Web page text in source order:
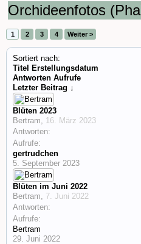
Orchideenfotos
1 2 3 4 Weiter >
Sortiert nach:
Titel
Erstellungsdatum
Antworten Aufrufe
Letzter Beitrag ↓
Blüten 2023
Bertram, 16. März 2023
Antworten:
Aufrufe:
gertrudchen
5. September 2023
Blüten im Juni 2022
Bertram, 7. Juni 2022
Antworten:
Aufrufe:
Bertram
29. Juni 2022